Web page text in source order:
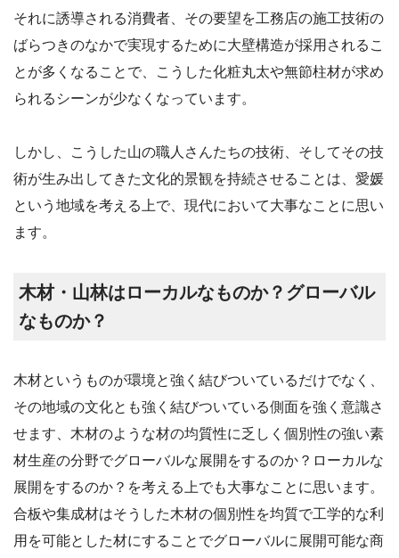
それに誘導される消費者、その要望を工務店の施工技術の
ばらつきのなかで実現するために大壁構造が採用されるこ
とが多くなることで、こうした化粧丸太や無節柱材が求め
られるシーンが少なくなっています。
しかし、こうした山の職人さんたちの技術、そしてその技
術が生み出してきた文化的景観を持続させることは、愛媛
という地域を考える上で、現代において大事なことに思い
ます。
木材・山林はローカルなものか？グローバル
なものか？
木材というものが環境と強く結びついているだけでなく、
その地域の文化とも強く結びついている側面を強く意識さ
せます、木材のような材の均質性に乏しく個別性の強い素
材生産の分野でグローバルな展開をするのか？ローカルな
展開をするのか？を考える上でも大事なことに思います。
合板や集成材はそうした木材の個別性を均質で工学的な利
用を可能とした材にすることでグローバルに展開可能な商